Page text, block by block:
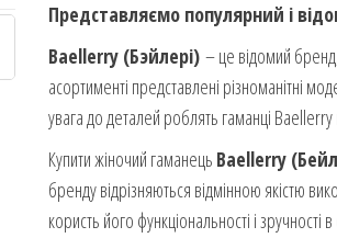
Представляємо популярний і
Baellerry (Бэйлері) – це відомий
асортименті представлені різноманітні
увага до деталей роблять гаманці
Купити жіночий гаманець Baellerry
бренду відрізняються відмінною якістю
користь його функціональності і зручності в